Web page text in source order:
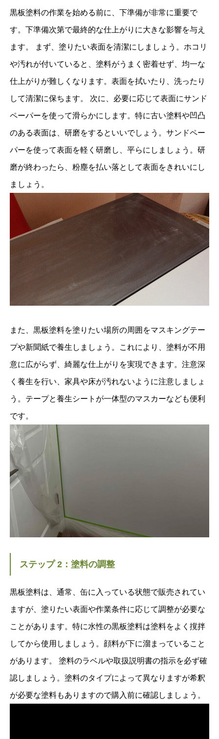
黒板塗料の作業を始める前に、下準備が非常に重要で
す。下準備次第で最終的な仕上がりに大きな影響を与え
ます。 まず、塗りたい表面を清潔にしましょう。ホコリ
や汚れが付いていると、塗料がうまく密着せず、均一な
仕上がりが難しくなります。表面を拭いたり、洗ったり
して清潔に保ちます。 次に、必要に応じて表面にサンド
ペーパーを使って滑らかにします。特に古い塗料や凹凸
のある表面は、研磨をするといいでしょう。サンドペー
パーを使って表面を軽く研磨し、平らにしましょう。研
磨が終わったら、粉塵を払い落として表面をきれいにし
ましょう。
また、黒板塗料を塗りたい場所の周囲をマスキングテー
プや新聞紙で養生しましょう。これにより、塗料が不用
意に広がらず、綺麗な仕上がりを実現できます。注意深
く養生を行い、家具や床が汚れないように注意しましょ
う。テープと養生シートが一体型のマスカーなども便利
です。
ステップ 2：塗料の調整
黒板塗料は、通常、缶に入っている状態で販売されてい
ますが、塗りたい表面や作業条件に応じて調整が必要な
ことがあります。特に水性の黒板塗料は塗料をよく撹拌
してから使用しましょう。顔料が下に溜まっていること
があります。 塗料のラベルや取扱説明書の指示を必ず確
認しましょう。塗料のタイプによって異なりますが希釈
が必要な塗料もありますので購入前に確認しましょう。